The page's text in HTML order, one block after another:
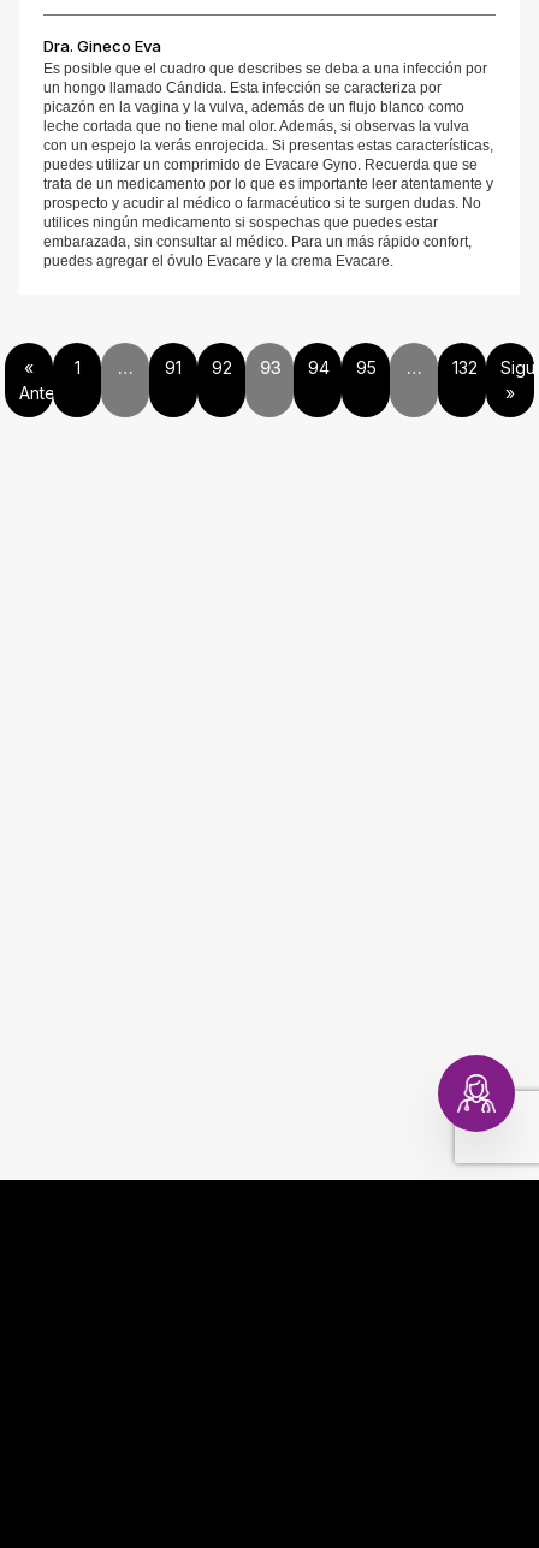
Dra. Gineco Eva
Es posible que el cuadro que describes se deba a una infección por
un hongo llamado Cándida. Esta infección se caracteriza por
picazón en la vagina y la vulva, además de un flujo blanco como
leche cortada que no tiene mal olor. Además, si observas la vulva
con un espejo la verás enrojecida. Si presentas estas características,
puedes utilizar un comprimido de Evacare Gyno. Recuerda que se
trata de un medicamento por lo que es importante leer atentamente y
prospecto y acudir al médico o farmacéutico si te surgen dudas. No
utilices ningún medicamento si sospechas que puedes estar
embarazada, sin consultar al médico. Para un más rápido confort,
puedes agregar el óvulo Evacare y la crema Evacare.
«
Anterior
1 … 91 92 93 94 95 … 132
»